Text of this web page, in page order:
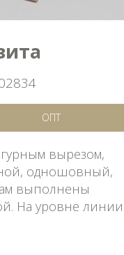
ОПТ
вырезом,
одношовный,
выполнены
На уровне линии